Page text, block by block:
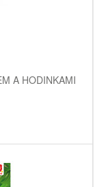
A HODINKAMI